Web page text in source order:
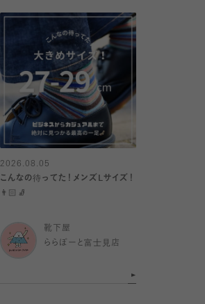
2026.08.05
こんなの待ってた！メンズLサイズ！
👨🏻🧦
靴下屋
ららぽーと富士見店